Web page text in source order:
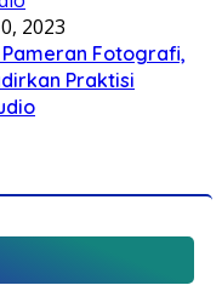
2023
Fotografi,
Praktisi